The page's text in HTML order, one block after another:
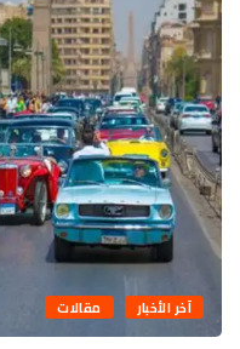
آخر الأخبار مقالات